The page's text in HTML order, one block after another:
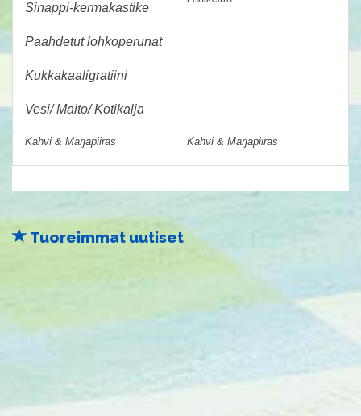
Sinappi-kermakastike
Paahdetut lohkoperunat
Kukkakaaligratiini
Vesi/ Maito/ Kotikalja
Kahvi & Marjapiiras Kahvi & Marjapiiras
Tuoreimmat uutiset